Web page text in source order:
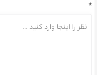
*